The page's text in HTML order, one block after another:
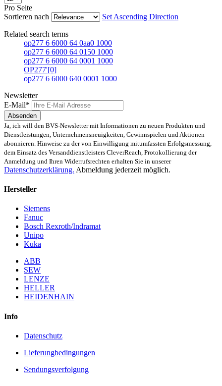
Pro Seite
Sortieren nach
Set Ascending Direction
Related search terms
op277 6 6000 64 0aa0 1000
op277 6 6000 64 0150 1000
op277 6 6000 64 0001 1000
OP277'[0]
op277 6 6000 640 0001 1000
Newsletter
E-Mail*
Absenden
Ja, ich will den BVS-Newsletter mit Informationen zu neuen Produkten und
Dienstleistungen, Unternehmensneuigkeiten, Gewinnspielen und Aktionen
abonnieren. Hinweise zu der von Einwilligung mitumfassten Erfolgsmessung,
dem Einsatz des Versanddienstleisters CleverReach, Protokollierung der
Anmeldung und Ihren Widerrufsrechten erhalten Sie in unserer
Datenschutzerklärung. Abmeldung jederzeit möglich.
Hersteller
Siemens
Fanuc
Bosch Rexroth/Indramat
Unipo
Kuka
ABB
SEW
LENZE
HELLER
HEIDENHAIN
Info
Datenschutz
Lieferungbedingungen
Sendungsverfolgung